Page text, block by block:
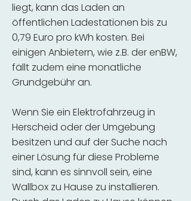
liegt, kann das Laden an
öffentlichen Ladestationen bis zu
0,79 Euro pro kWh kosten. Bei
einigen Anbietern, wie z.B. der enBW,
fällt zudem eine monatliche
Grundgebühr an.
Wenn Sie ein Elektrofahrzeug in
Herscheid oder der Umgebung
besitzen und auf der Suche nach
einer Lösung für diese Probleme
sind, kann es sinnvoll sein, eine
Wallbox zu Hause zu installieren.